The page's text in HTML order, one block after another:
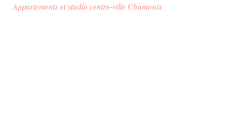
Appartements et studio centre-ville Chamonix